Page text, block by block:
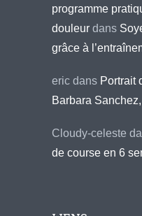
programme
douleur dans
grâce à
eric dans Portrait
Barbara
Cloudy-celeste
de course en 6